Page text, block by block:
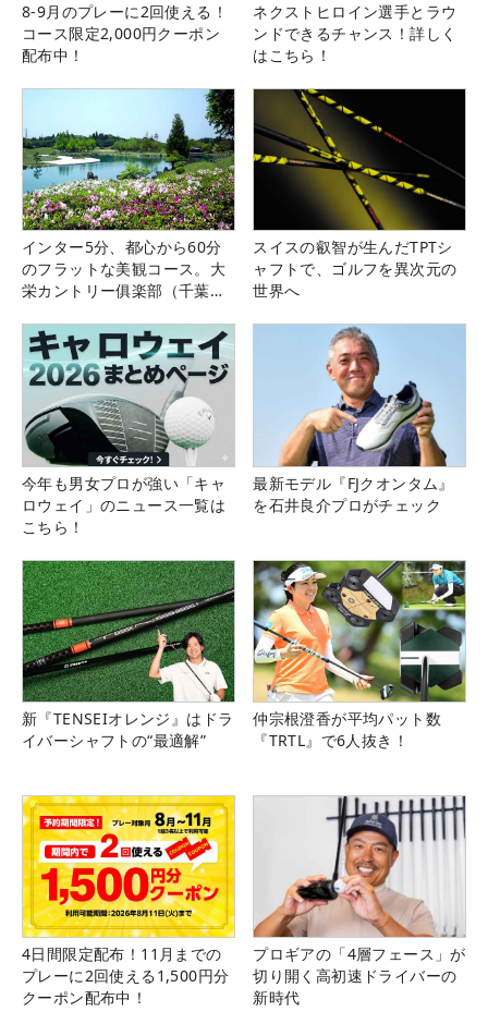
8-9月のプレーに2回使える！
コース限定2,000円クーポン
配布中！
ネクストヒロイン選手とラウ
ンドできるチャンス！詳しく
はこちら！
インター5分、都心から60分
のフラットな美観コース。大
栄カントリー俱楽部（千葉
スイスの叡智が生んだTPTシ
ャフトで、ゴルフを異次元の
世界へ
今年も男女プロが強い「キャ
ロウェイ」のニュース一覧は
こちら！
最新モデル『FJクオンタム』
を石井良介プロがチェック
新『TENSEIオレンジ』はドラ
イバーシャフトの“最適解”
仲宗根澄香が平均パット数
『TRTL』で6人抜き！
4日間限定配布！11月までの
プレーに2回使える1,500円分
クーポン配布中！
プロギアの「4層フェース」が
切り開く高初速ドライバーの
新時代